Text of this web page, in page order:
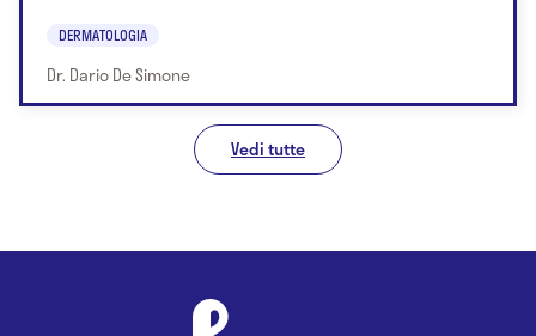
DERMATOLOGIA
Dr. Dario De Simone
Vedi tutte